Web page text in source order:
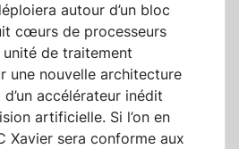
autour d’un bloc
cœurs de processeurs
unité de traitement
une nouvelle architecture
accélérateur inédit
artificielle. Si l’on en
Xavier sera conforme aux